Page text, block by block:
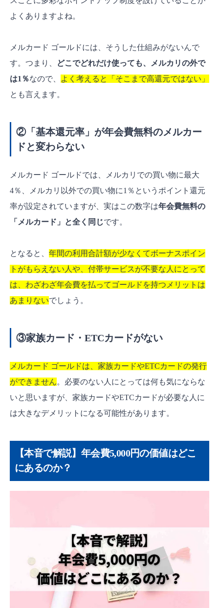
よくありますよね。
メルカード ゴールドには、そうした仕組みがないんで
す。つまり、
どこでどれだけ使っても、メルカリの外で
は1％なので、
よく考えると「そこまで高還元ではない」
とも言えます。
②「基本還元率」が年会費無料のメルカー
ドと変わらない
メルカード ゴールドでは、メルカリでの買い物に最大
4％、メルカリ以外での買い物に1％というポイント還元
率が設定されていますが、実はこの数字は年会費無料の
「メルカード」と全く同じです。
となると、 年間の利用合計額が少なくてボーナスポイン
トがもらえない人や、付帯サービスが不要な人にとって
は、わざわざ年会費を払ってゴールドを持つメリットは
あまりないでしょう。
③家族カード・ETCカードがない
メルカード ゴールドは、家族カードやETCカードの発行
ができません。必要のない人にとっては何も気にならな
いと思いますが、家族カードやETCカードが必要な人に
は大きなデメリットになる可能性があります。
【本音で解説】年会費5,000円の価値はどこ
にあるのか？